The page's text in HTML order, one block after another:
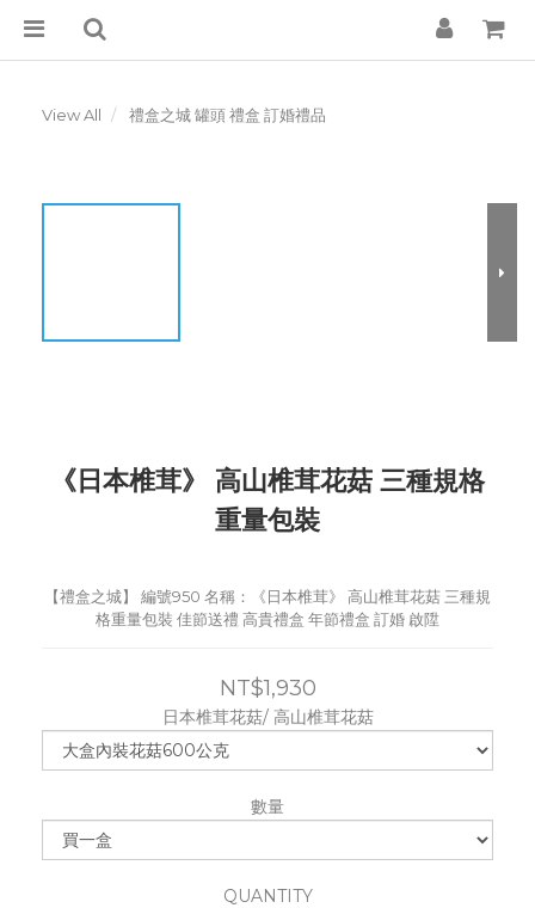
View All 禮盒之城 罐頭 禮盒 訂婚禮品
《日本椎茸》 高山椎茸花菇 三種規格
重量包裝
【禮盒之城】 編號950 名稱：《日本椎茸》 高山椎茸花菇 三種規
格重量包裝 佳節送禮 高貴禮盒 年節禮盒 訂婚 啟陞
NT$1,930
日本椎茸花菇/ 高山椎茸花菇
數量
QUANTITY